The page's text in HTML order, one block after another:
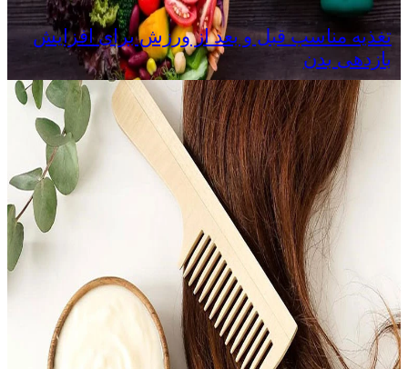
تغذیه مناسب قبل و بعد از ورزش برای افزایش
بازدهی بدن